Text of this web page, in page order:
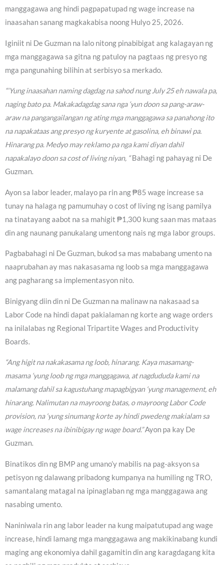
manggagawa ang hindi pagpapatupad ng wage increase na
inaasahan sanang magkakabisa noong Hulyo 25, 2026.
Iginiit ni De Guzman na lalo nitong pinabibigat ang kalagayan ng
mga manggagawa sa gitna ng patuloy na pagtaas ng presyo ng
mga pangunahing bilihin at serbisyo sa merkado.
“‘Yung inaasahan naming dagdag na sahod nung July 25 eh nawala pa,
naging bato pa. Makakadagdag sana nga ‘yun doon sa pang-araw-
araw na pangangailangan ng ating mga manggagawa sa panahong ito
na napakataas ang presyo ng kuryente at gasolina, eh binawi pa.
Hinarang pa. Medyo may reklamo pa nga kami diyan dahil
napakalayo doon sa cost of living niyan, “Bahagi ng pahayag ni De
Guzman.
Ayon sa labor leader, malayo pa rin ang ₱85 wage increase sa
tunay na halaga ng pamumuhay o cost of living ng isang pamilya
na tinatayang aabot na sa mahigit ₱1,300 kung saan mas mataas
din ang naunang panukalang umentong nais ng mga labor groups.
Pagbabahagi ni De Guzman, bukod sa mas mababang umento na
naaprubahan ay mas nakasasama ng loob sa mga manggagawa
ang pagharang sa implementasyon nito.
Binigyang diin din ni De Guzman na malinaw na nakasaad sa
Labor Code na hindi dapat pakialaman ng korte ang wage orders
na inilalabas ng Regional Tripartite Wages and Productivity
Boards.
“Ang higit na nakakasama ng loob, hinarang. Kaya masamang-
masama ‘yung loob ng mga manggagawa, at nagdududa kami na
malamang dahil sa kagustuhang mapagbigyan ‘yung management, eh
hinarang. Nalimutan na mayroong batas, o mayroong Labor Code
provision, na ‘yung sinumang korte ay hindi pwedeng makialam sa
wage increases na ibinibigay ng wage board.”Ayon pa kay De
Guzman.
Binatikos din ng BMP ang umano’y mabilis na pag-aksyon sa
petisyon ng dalawang pribadong kumpanya na humiling ng TRO,
samantalang matagal na ipinaglaban ng mga manggagawa ang
nasabing umento.
Naniniwala rin ang labor leader na kung maipatutupad ang wage
increase, hindi lamang mga manggagawa ang makikinabang kundi
maging ang ekonomiya dahil gagamitin din ang karagdagang kita